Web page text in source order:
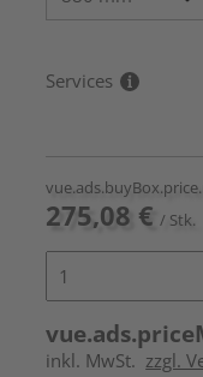
Services
275,08 € / Stk.
inkl. MwSt. zzgl.